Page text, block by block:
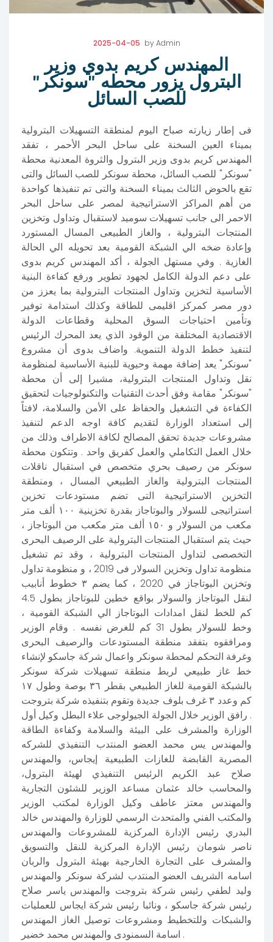
2025-04-05 byAdmin
المهندس كريم بدوي وزير
البترول يزور محطه "سونكر"
للصب السائل
فى إطار زيارته صباح اليوم لمنطقة التسهيلات البترولية
بميناء العين السخنة على ساحل البحر الأحمر ، تفقد
المهندس كريم بدوى وزير البترول والثروة المعدنية محطة
"سونكر" للصب السائل، محطة سونكر للصب السائل والتى
تقع بالحوض الثالث بميناء السخنة والتى تم تنفيذها كواحدة
من أهم المراكز الاستراتيجية لمصر على ساحل البحر
الاحمر الى جانب تسهيلات سوميد لاستقبال وتداول وتخزين
المنتجات البترولية ، والغاز الطبيعى المسال المستورد
وإعادة ضخه الي الشبكة القومية بعد تحويله الي الحالة
الغازية . وفي مستهل الجولة ، أكد المهندس كريم بدوى
على دعم الدولة الكامل لجهود تطوير ورفع كفاءة البنية
الأساسية لتخزين وتداول المنتجات البترولية بما يعزز من
دور مصر كمركز اقليمى للطاقة وكذلك استدامة توفير
وتأمين احتياجات السوق المحلية وقطاعات الدولة
الاقتصادية المختلفة من الوقود الذي يعد المحرك الرئيس
لتنفيذ خطط الدولة التنموية. واضاف بدوى أن مشروع
"سونكر" يعد إضافة مهمة وحيوية للبنية الأساسية لمنظومة
نقل وتداول المنتجات البترولية، مشيرا إلى أن محطة
"سونكر" مقامة وفق أحدث التقنيات والتكنولوجيات لتحقيق
الكفاءة في التشغيل والحفاظ على الأمن والسلامة، لافتاً
إلى استعداد الوزارة لتقديم كافة اوجه الدعم لتنفيذ
مشروعات جديدة تحقق المصالح لكافة الاطراف وذلك من
خلال العمل التكاملي والعمل كفريق واحد . وتتكون محطة
سونكر من رصيف بحري متخصص في استقبال ناقلات
المنتجات البترولية والغاز الطبيعي المسال ، ومنطقة
التخزين الاستراتيجية التى تضم مستودعات تخزين
استراتيجى للسولار والبوتاجاز بقدرة تخزينية ١٠٠ ألف متر
مكعب من السولار و ١٥٠ ألف متر مكعب من البوتاجاز ،
حيث يتم استقبال المنتجات البترولية على الرصيف البحرى
التخصصى لتداول المنتجات البترولية ، وقد تم تشغيل
منظومة تداول وتخزين السولار فى 2019 ، و منظومة تداول
وتخزين البوتاجاز في 2020 ، كما يضم ٣ خطوط أنابيب
لنقل البوتاجاز والسولار بواقع خطين للبوتاجاز بطول 4.5
كم للخط لنقل امدادات البوتاجاز الي الشبكة القومية ،
وخط للسولار بطول 31 كم للغرض نفسه . وقام الوزير
ومرافقوه بتفقد منطقة المستودعات والرصيف البحرى
وغرفة التحكم لمحطة سونكر واعمال شركة جاسكو لإنشاء
خط غاز طبيعي لربط منطقة تسهيلات شركة سونكر
بالشبكة القومية للغاز الطبيعي بقطر ٣٦ بوصة وطول ١٧
كم وعدد ٣ غرف بلوف جديدة وتقوم بتنفيذه شركة بتروجت
. رافق الوزير خلال الجولة الجيولوجى علاء البطل وكيل أول
الوزارة والمشرف على البيئة والسلامة وكفاءة الطاقة
والمهندس يس محمد العضو المنتدب التنفيذي للشركه
المصرية القابضة للغازات الطبيعية إيجاس، والمهندس
صلاح عبد الكريم الرئيس التنفيذي لهيئة البترول،
والمحاسب خالد عثمان مساعد الوزير للشئون التجارية
والمهندس معتز عاطف وكيل الوزارة لمكتب الوزير
والمكتب الفني والمتحدث الرسمي للوزارة والمهندس خالد
البدري رئيس الإدارة المركزية للمشروعات والمهندس
ناصر شومان رئيس الإدارة المركزية للنقل والتسويق
والمشرف على التجارة الخارجية بهيئة البترول والربان
اسامه الشريف العضو المنتدب لشركة سونكر والمهندس
وليد لطفي رئيس شركة بتروجت والمهندس ياسر صلاح
رئيس شركة جاسكو ، ونائبا رئيس شركة ايجاس للعمليات
والشبكات وللتخطيط ومشروعات توصيل الغاز المهندس
اسامة السمنودى والمهندس محمد خضير .